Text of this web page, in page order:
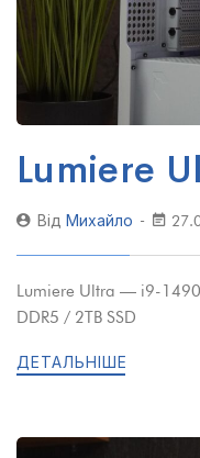
Lumiere
Від Михайло
Lumiere Ultra — i9-
DDR5 / 2TB SSD
ДЕТАЛЬНІШЕ